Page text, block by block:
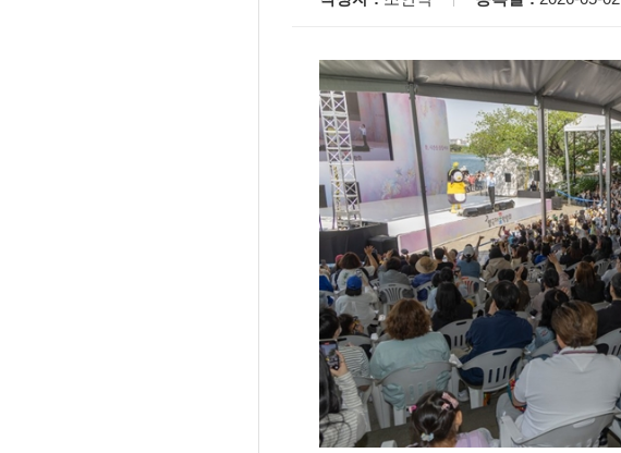
'멈춘 고양, 다시 뛰게!' 민경선 고양
시장 취임
민선8기 마무리 한 이동환 고양시장
이임식
'제38회 고양행주문화제' 행주산성
일대 개최